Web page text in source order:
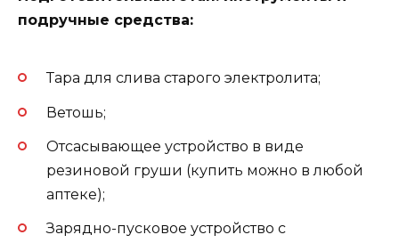
подручные средства:
Тара для слива старого электролита;
Ветошь;
Отсасывающее устройство в виде
резиновой груши (купить можно в любой
аптеке);
Зарядно-пусковое устройство с